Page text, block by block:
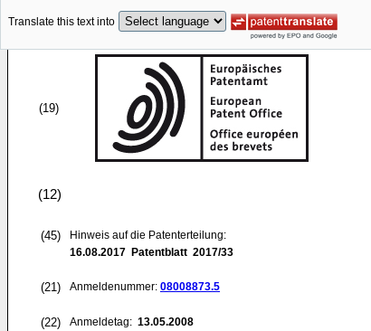
Translate this text into
(19)
(12)
(45)
Hinweis auf die Patenterteilung:
16.08.2017 Patentblatt 2017/33
(21) Anmeldenummer: 08008873.5
(22) Anmeldetag: 13.05.2008